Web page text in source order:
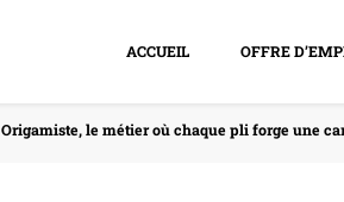
ACCUEIL OFFRE
Origamiste, le métier où chaque pli forge une